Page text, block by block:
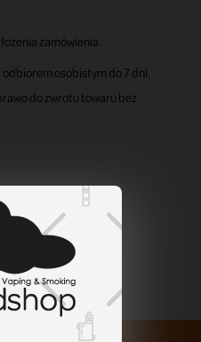
zamówienia.
osobistym do 7 dni.
do zwrotu towaru bez